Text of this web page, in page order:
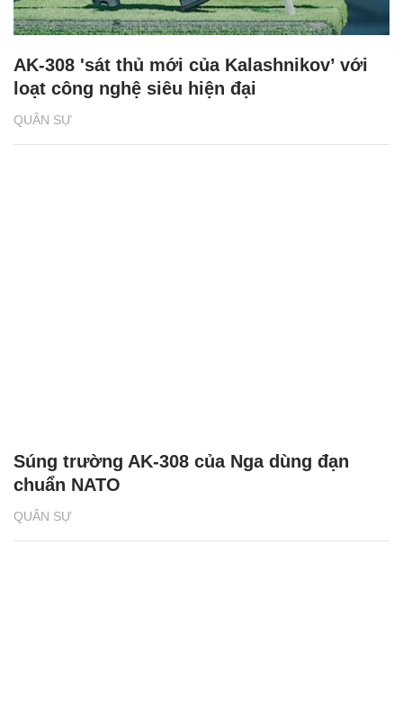
QUÂN SỰ
AK-308 'sát thủ mới của Kalashnikov’ với
loạt công nghệ siêu hiện đại
QUÂN SỰ
Súng trường AK-308 của Nga dùng đạn
chuẩn NATO